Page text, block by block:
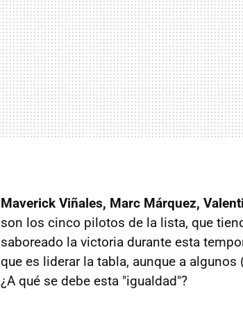
Maverick Viñales, Marc Márquez,
son los cinco pilotos de la lista, que
saboreado la victoria durante esta
que es liderar la tabla, aunque a
¿A qué se debe esta "igualdad"?